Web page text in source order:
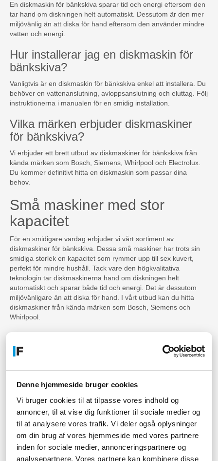
Denne hjemmeside bruger cookies
Vi bruger cookies til at tilpasse vores indhold og
annoncer, til at vise dig funktioner til sociale medier og
til at analysere vores trafik. Vi deler også oplysninger
om din brug af vores hjemmeside med vores partnere
inden for sociale medier, annonceringspartnere og
analysepartnere. Vores partnere kan kombinere disse
En diskmaskin för bänkskiva sparar tid och energi eftersom den
tar hand om diskningen helt automatiskt. Dessutom är den mer
miljövänlig än att diska för hand eftersom den använder mindre
vatten och energi.
Hur installerar jag en diskmaskin för
bänkskiva?
Vanligtvis är en diskmaskin för bänkskiva enkel att installera. Du
behöver en vattenanslutning, avloppsanslutning och eluttag. Följ
instruktionerna i manualen för en smidig installation.
Vilka märken erbjuder diskmaskiner
för bänkskiva?
Vi erbjuder ett brett utbud av diskmaskiner för bänkskiva från
kända märken som Bosch, Siemens, Whirlpool och Electrolux.
Du kommer definitivt hitta en diskmaskin som passar dina
behov.
Små maskiner med stor
kapacitet
För en smidigare vardag erbjuder vi vårt sortiment av
diskmaskiner för bänkskiva. Dessa små maskiner har trots sin
smidiga storlek en kapacitet som rymmer upp till sex kuvert,
perfekt för mindre hushåll. Tack vare den högkvalitativa
teknologin tar diskmaskinerna hand om diskningen helt
automatiskt och sparar både tid och energi. Det är dessutom
miljövänligare än att diska för hand. I vårt utbud kan du hitta
diskmaskiner från kända märken som Bosch, Siemens och
Whirlpool.
yta
diskmaskin men inte har utrymme för en fullstor variant. De kan
45-55 cm. De mindre modellerna rymmer fyra till sex kuvert och
har en högkvalitativ teknologi som tar hand om diskningen helt
automatiskt. Dessutom är diskmaskinerna miljövänligare än att
diska för hand eftersom de använder mindre vatten och energi.
Vi erbjuder diskmaskiner från kända märken som Bosch,
Electrolux och Siemens.